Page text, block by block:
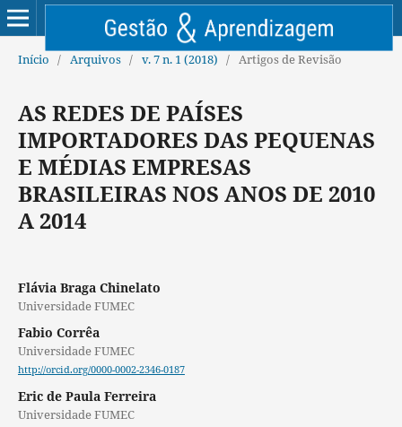
Início / Arquivos / v. 7 n. 1 (2018) / Artigos de Revisão
AS REDES DE PAÍSES
IMPORTADORES DAS PEQUENAS
E MÉDIAS EMPRESAS
BRASILEIRAS NOS ANOS DE 2010
A 2014
Flávia Braga Chinelato
Universidade FUMEC
Fabio Corrêa
Universidade FUMEC
http://orcid.org/0000-0002-2346-0187
Eric de Paula Ferreira
Universidade FUMEC